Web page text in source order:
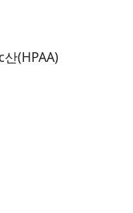
(HPAA)